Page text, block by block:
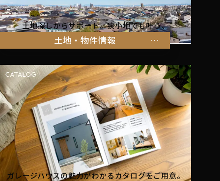
土地・物件情報
土地探しからサポート。狭小地でも叶う、
家族の暮らしにぴったりな物件をご紹介します。
ガレージハウスの魅力がわかるカタログをご用意。